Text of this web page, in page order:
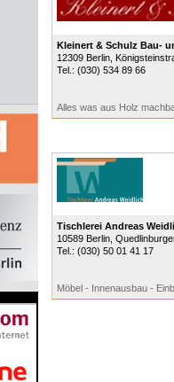
Kleinert & Schulz Bau-
12309 Berlin,
Tel.: (030) 534 89 66
Alles was aus Holz
Tischlerei Andreas
10589 Berlin,
Tel.: (030) 50 01 41 17
Möbel - Innenausbau -